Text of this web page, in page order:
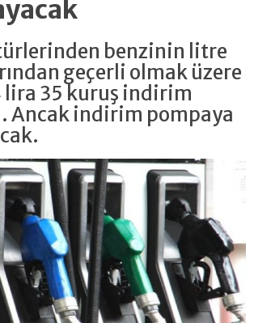
benzinin litre
geçerli olmak üzere
lira 35 kuruş indirim
Ancak indirim pompaya